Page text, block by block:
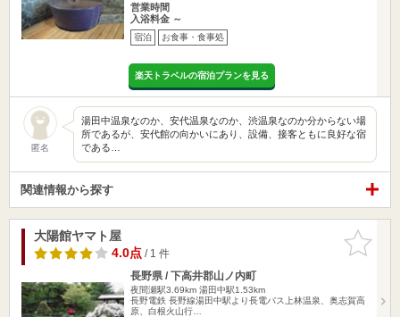
営業時間
入浴料金 ～
宿泊 お食事・食事処
楽天トラベルの宿泊プランを見る
匿名
湯田中温泉なのか、安代温泉なのか、渋温泉なのか分からない場
所であるが、安代館の向かいにあり、設備、接客ともに良好な宿
である…
関連情報から探す
お気に入
りに追加
大陽館ヤマト屋
4.0点/ 1 件
長野県 / 下高井郡山ノ内町
夜間瀬駅3.69km 湯田中駅1.53km
長野電鉄 長野線湯田中駅より長電バス上林温泉、奥志賀高
原、白根火山行…